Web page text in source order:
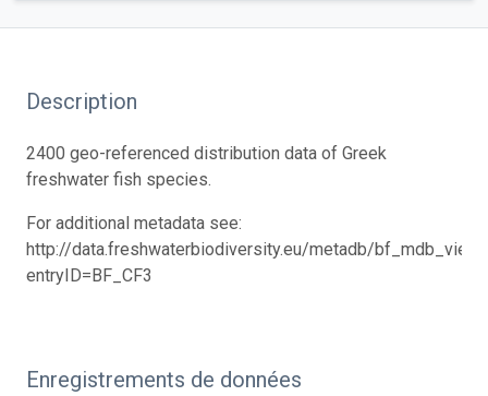
Description
2400 geo-referenced distribution data of Greek
freshwater fish species.
For additional metadata see:
http://data.freshwaterbiodiversity.eu/metadb/
entryID=BF_CF3
Enregistrements de données